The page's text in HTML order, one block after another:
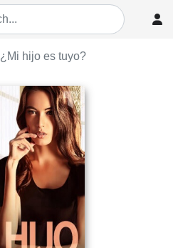
¿Mi hijo es tuyo?